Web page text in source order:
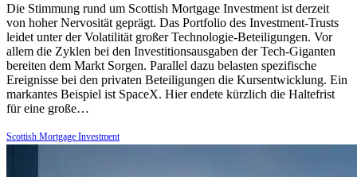
Die Stimmung rund um Scottish Mortgage Investment ist derzeit
von hoher Nervosität geprägt. Das Portfolio des Investment-Trusts
leidet unter der Volatilität großer Technologie-Beteiligungen. Vor
allem die Zyklen bei den Investitionsausgaben der Tech-Giganten
bereiten dem Markt Sorgen. Parallel dazu belasten spezifische
Ereignisse bei den privaten Beteiligungen die Kursentwicklung. Ein
markantes Beispiel ist SpaceX. Hier endete kürzlich die Haltefrist
für eine große…
Scottish Mortgage Investment